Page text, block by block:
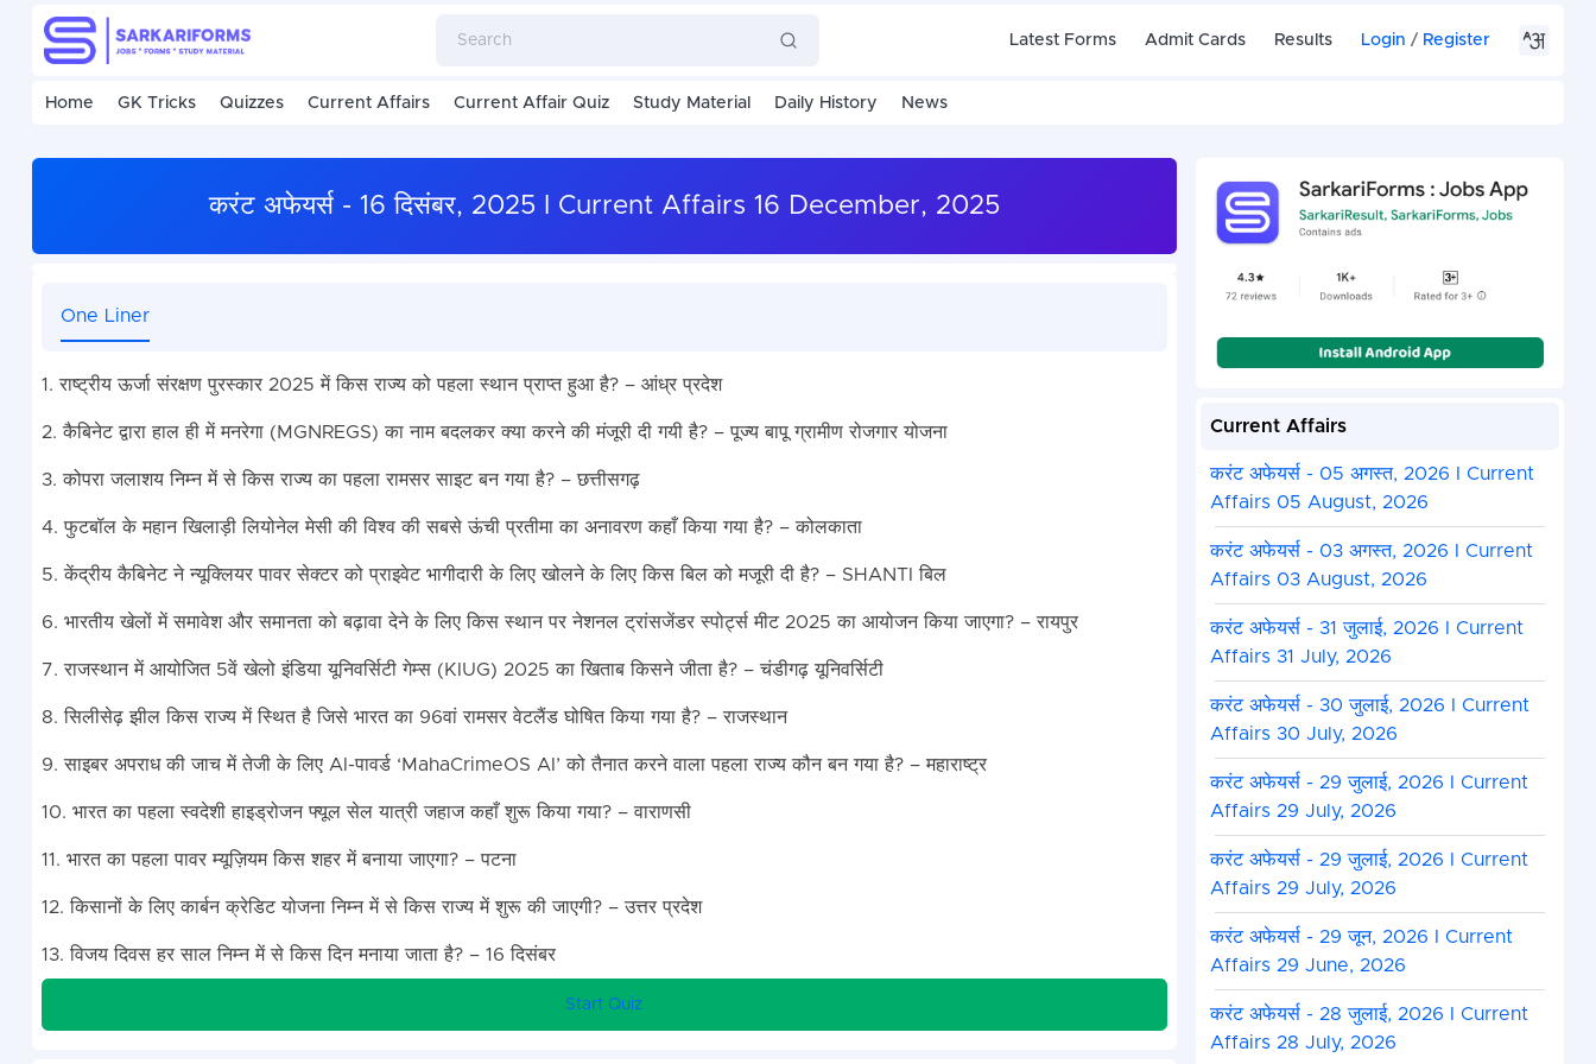
Latest Forms Admit Cards Results Login / Register
Home GK Tricks Quizzes Current Affairs Current Affair Quiz Study Material Daily History News
करंट अफेयर्स - 16 दिसंबर, 2025 I Current Affairs 16 December, 2025
One Liner
1. राष्ट्रीय ऊर्जा संरक्षण पुरस्कार 2025 में किस राज्य को पहला स्थान प्राप्त हुआ है? – आंध्र प्रदेश
2. कैबिनेट द्वारा हाल ही में मनरेगा (MGNREGS) का नाम बदलकर क्या करने की मंजूरी दी गयी है? – पूज्य बापू ग्रामीण रोजगार योजना
3. कोपरा जलाशय निम्न में से किस राज्य का पहला रामसर साइट बन गया है? – छत्तीसगढ़
4. फुटबॉल के महान खिलाड़ी लियोनेल मेसी की विश्व की सबसे ऊंची प्रतीमा का अनावरण कहाँ किया गया है? – कोलकाता
5. केंद्रीय कैबिनेट ने न्यूक्लियर पावर सेक्टर को प्राइवेट भागीदारी के लिए खोलने के लिए किस बिल को मजूरी दी है? – SHANTI बिल
6. भारतीय खेलों में समावेश और समानता को बढ़ावा देने के लिए किस स्थान पर नेशनल ट्रांसजेंडर स्पोर्ट्स मीट 2025 का आयोजन किया जाएगा? – रायपुर
7. राजस्थान में आयोजित 5वें खेलो इंडिया यूनिवर्सिटी गेम्स (KIUG) 2025 का खिताब किसने जीता है? – चंडीगढ़ यूनिवर्सिटी
8. सिलीसेढ़ झील किस राज्य में स्थित है जिसे भारत का 96वां रामसर वेटलैंड घोषित किया गया है? – राजस्थान
9. साइबर अपराध की जाच में तेजी के लिए AI-पावर्ड ‘MahaCrimeOS AI’ को तैनात करने वाला पहला राज्य कौन बन गया है? – महाराष्ट्र
10. भारत का पहला स्वदेशी हाइड्रोजन फ्यूल सेल यात्री जहाज कहाँ शुरू किया गया? – वाराणसी
11. भारत का पहला पावर म्यूज़ियम किस शहर में बनाया जाएगा? – पटना
12. किसानों के लिए कार्बन क्रेडिट योजना निम्न में से किस राज्य में शुरू की जाएगी? – उत्तर प्रदेश
13. विजय दिवस हर साल निम्न में से किस दिन मनाया जाता है? – 16 दिसंबर
Start Quiz
Current Affairs
करंट अफेयर्स - 05 अगस्त, 2026 I Current
Affairs 05 August, 2026
करंट अफेयर्स - 03 अगस्त, 2026 I Current
Affairs 03 August, 2026
करंट अफेयर्स - 31 जुलाई, 2026 I Current
Affairs 31 July, 2026
करंट अफेयर्स - 30 जुलाई, 2026 I Current
Affairs 30 July, 2026
करंट अफेयर्स - 29 जुलाई, 2026 I Current
Affairs 29 July, 2026
करंट अफेयर्स - 29 जुलाई, 2026 I Current
Affairs 29 July, 2026
करंट अफेयर्स - 29 जून, 2026 I Current
Affairs 29 June, 2026
करंट अफेयर्स - 28 जुलाई, 2026 I Current
Affairs 28 July, 2026